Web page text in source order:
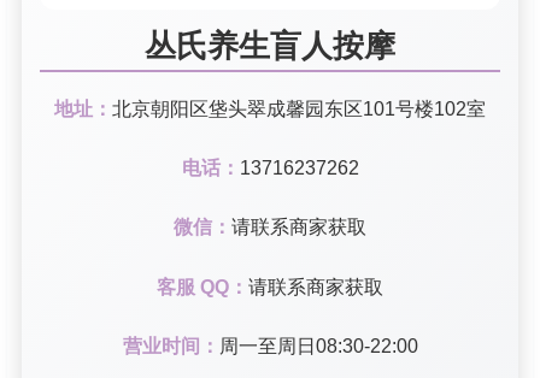
丛氏养生盲人按摩
地址： 北京朝阳区垡头翠成馨园东区101号楼102室
电话： 13716237262
微信： 请联系商家获取
客服 QQ： 请联系商家获取
营业时间： 周一至周日08:30-22:00